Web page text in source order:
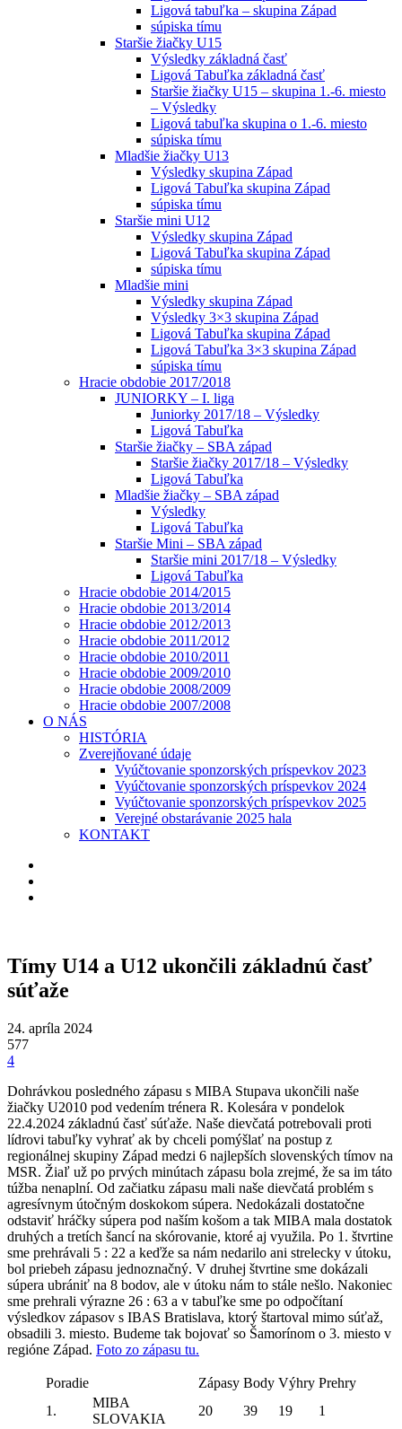
Ligová tabuľka – skupina Západ
súpiska tímu
Staršie žiačky U15
Výsledky základná časť
Ligová Tabuľka základná časť
Staršie žiačky U15 – skupina 1.-6. miesto
– Výsledky
Ligová tabuľka skupina o 1.-6. miesto
súpiska tímu
Mladšie žiačky U13
Výsledky skupina Západ
Ligová Tabuľka skupina Západ
súpiska tímu
Staršie mini U12
Výsledky skupina Západ
Ligová Tabuľka skupina Západ
súpiska tímu
Mladšie mini
Výsledky skupina Západ
Výsledky 3×3 skupina Západ
Ligová Tabuľka skupina Západ
Ligová Tabuľka 3×3 skupina Západ
súpiska tímu
Hracie obdobie 2017/2018
JUNIORKY – I. liga
Juniorky 2017/18 – Výsledky
Ligová Tabuľka
Staršie žiačky – SBA západ
Staršie žiačky 2017/18 – Výsledky
Ligová Tabuľka
Mladšie žiačky – SBA západ
Výsledky
Ligová Tabuľka
Staršie Mini – SBA západ
Staršie mini 2017/18 – Výsledky
Ligová Tabuľka
Hracie obdobie 2014/2015
Hracie obdobie 2013/2014
Hracie obdobie 2012/2013
Hracie obdobie 2011/2012
Hracie obdobie 2010/2011
Hracie obdobie 2009/2010
Hracie obdobie 2008/2009
Hracie obdobie 2007/2008
O NÁS
HISTÓRIA
Zverejňované údaje
Vyúčtovanie sponzorských príspevkov 2023
Vyúčtovanie sponzorských príspevkov 2024
Vyúčtovanie sponzorských príspevkov 2025
Verejné obstarávanie 2025 hala
KONTAKT
Tímy U14 a U12 ukončili základnú časť
súťaže
24. apríla 2024
577
4
Dohrávkou posledného zápasu s MIBA Stupava ukončili naše
žiačky U2010 pod vedením trénera R. Kolesára v pondelok
22.4.2024 základnú časť súťaže. Naše dievčatá potrebovali proti
lídrovi tabuľky vyhrať ak by chceli pomýšlať na postup z
regionálnej skupiny Západ medzi 6 najlepších slovenských tímov na
MSR. Žiaľ už po prvých minútach zápasu bola zrejmé, že sa im táto
túžba nenaplní. Od začiatku zápasu mali naše dievčatá problém s
agresívnym útočným doskokom súpera. Nedokázali dostatočne
odstaviť hráčky súpera pod naším košom a tak MIBA mala dostatok
druhých a tretích šancí na skórovanie, ktoré aj využila. Po 1. štvrtine
sme prehrávali 5 : 22 a keďže sa nám nedarilo ani strelecky v útoku,
bol priebeh zápasu jednoznačný. V druhej štvrtine sme dokázali
súpera ubrániť na 8 bodov, ale v útoku nám to stále nešlo. Nakoniec
sme prehrali výrazne 26 : 63 a v tabuľke sme po odpočítaní
výsledkov zápasov s IBAS Bratislava, ktorý štartoval mimo súťaž,
obsadili 3. miesto. Budeme tak bojovať so Šamorínom o 3. miesto v
regióne Západ. Foto zo zápasu tu.
Poradie Zápasy Body Výhry Prehry
1.
MIBA
SLOVAKIA
20 39 19 1